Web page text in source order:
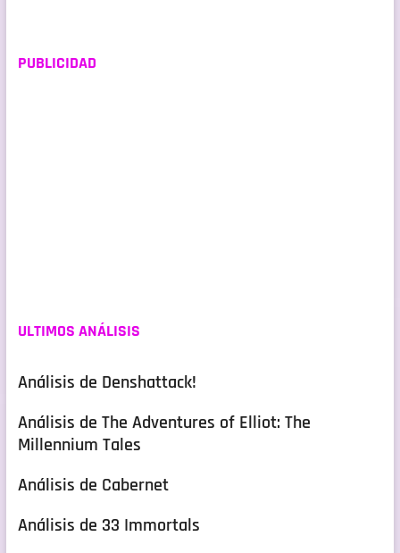
PUBLICIDAD
ULTIMOS ANÁLISIS
Análisis de Denshattack!
Análisis de The Adventures of Elliot: The
Millennium Tales
Análisis de Cabernet
Análisis de 33 Immortals